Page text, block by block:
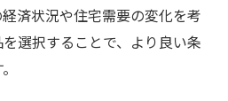
る税制優遇のポイント
認と計画的な返済方法
するためのローン活用術
済状況や住宅需要の変化を考
選択することで、より良い条